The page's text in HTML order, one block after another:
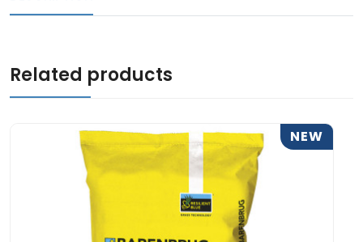
Related products
NEW